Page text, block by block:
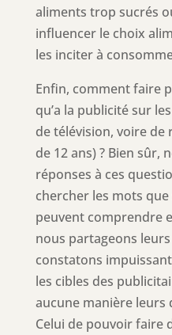
aliments trop sucrés
influencer le choix
les inciter à
Enfin, comment faire
qu’a la publicité sur
de télévision, voire de
de 12 ans) ? Bien sûr,
réponses à ces
chercher les mots
peuvent comprendre
nous partageons
constatons
les cibles des
aucune manière
Celui de pouvoir faire